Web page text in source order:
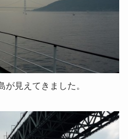
が見えてきました。